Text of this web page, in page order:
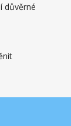
důvěrné